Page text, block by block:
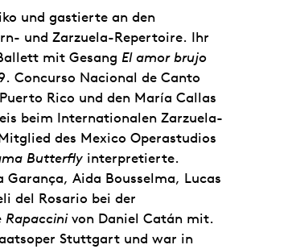
und gastierte an den
und Zarzuela-Repertoire. Ihr
mit Gesang El amor brujo
Concurso Nacional de Canto
Rico und den María Callas
beim Internationalen Zarzuela-
des Mexico Operastudios
Butterfly interpretierte.
Aida Bousselma, Lucas
del Rosario bei der
Rapaccinivon Daniel Catán mit.
Stuttgart und war in